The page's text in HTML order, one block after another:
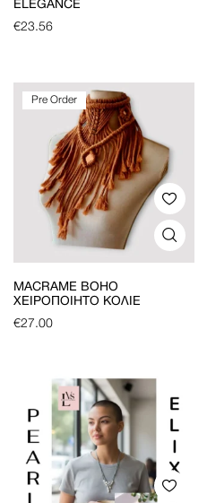
ELEGANCE
€23.56
Pre Order
MACRAME BOHO
ΧΕΙΡΟΠΟΊΗΤΟ ΚΟΛΙΈ
€27.00